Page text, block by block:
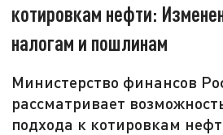
котировкам нефти:
налогам и пошлинам
Министерство финансов
рассматривает
подхода к котировкам